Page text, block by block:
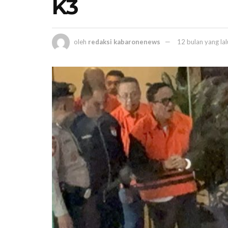
K3
oleh redaksi kabaronenews 12 bulan yang